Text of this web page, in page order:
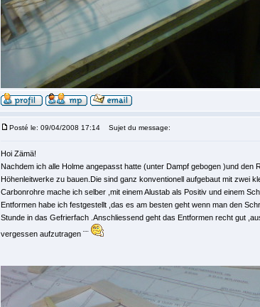
Posté le: 09/04/2008 17:14 Sujet du message:
Hoi Zämä!
Nachdem ich alle Holme angepasst hatte (unter Dampf gebogen )und den
Höhenleitwerke zu bauen.Die sind ganz konventionell aufgebaut mit zwei
Carbonrohre mache ich selber ,mit einem Alustab als Positiv und einem
Entformen habe ich festgestellt ,das es am besten geht wenn man den
Stunde in das Gefrierfach .Anschliessend geht das Entformen recht gut
vergessen aufzutragen ¨¨